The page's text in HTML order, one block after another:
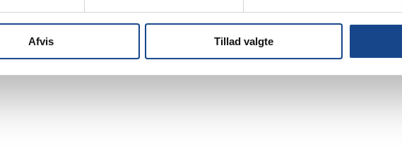
Afvis Tillad valgte